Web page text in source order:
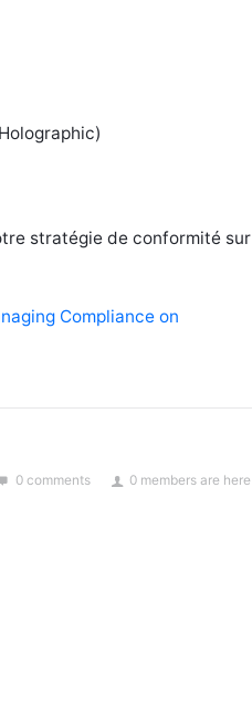
stratégie de conformité sur
Compliance on
0 comments 0 members are here